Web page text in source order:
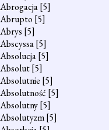
Abrogacja[5]
Abrupto [5]
Abrys [5]
Abscyssa[5]
Absolucja[5]
Absolut[5]
Absolutnie [5]
Absolutność [5]
Absolutny[5]
Absolutyzm[5]